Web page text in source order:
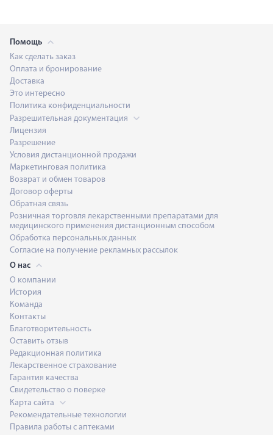
Помощь
Как сделать заказ
Оплата и бронирование
Доставка
Это интересно
Политика конфиденциальности
Разрешительная документация
Лицензия
Разрешение
Условия дистанционной продажи
Маркетинговая политика
Возврат и обмен товаров
Договор оферты
Обратная связь
Розничная торговля лекарственными препаратами для
медицинского применения дистанционным способом
Обработка персональных данных
Согласие на получение рекламных рассылок
О нас
О компании
История
Команда
Контакты
Благотворительность
Оставить отзыв
Редакционная политика
Лекарственное страхование
Гарантия качества
Свидетельство о поверке
Карта сайта
Рекомендательные технологии
Правила работы с аптеками